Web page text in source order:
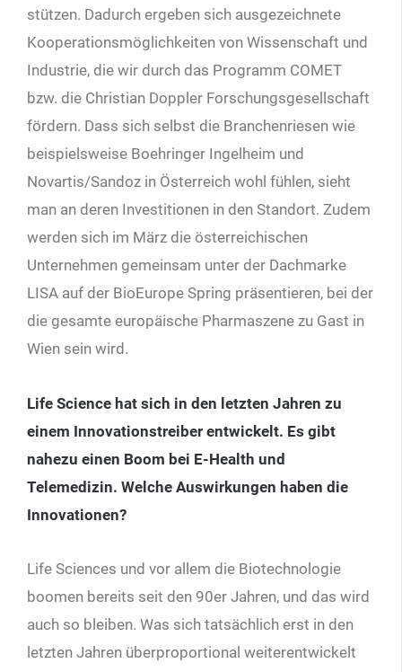
stützen. Dadurch ergeben sich ausgezeichnete
Kooperationsmöglichkeiten von Wissenschaft und
Industrie, die wir durch das Programm COMET
bzw. die Christian Doppler Forschungsgesellschaft
fördern. Dass sich selbst die Branchenriesen wie
beispielsweise Boehringer Ingelheim und
Novartis/Sandoz in Österreich wohl fühlen, sieht
man an deren Investitionen in den Standort. Zudem
werden sich im März die österreichischen
Unternehmen gemeinsam unter der Dachmarke
LISA auf der BioEurope Spring präsentieren, bei der
die gesamte europäische Pharmaszene zu Gast in
Wien sein wird.
Life Science hat sich in den letzten Jahren zu
einem Innovationstreiber entwickelt. Es gibt
nahezu einen Boom bei E-Health und
Telemedizin. Welche Auswirkungen haben die
Innovationen?
Life Sciences und vor allem die Biotechnologie
boomen bereits seit den 90er Jahren, und das wird
auch so bleiben. Was sich tatsächlich erst in den
letzten Jahren überproportional weiterentwickelt